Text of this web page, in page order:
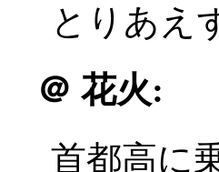
とりあえ
＠ 花火:
首都高に